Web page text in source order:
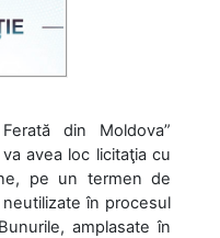
din Moldova”
avea loc licitaţia cu
pe un termen de
în procesul
amplasate în